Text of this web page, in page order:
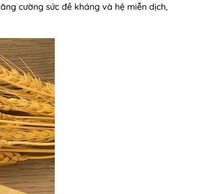
cường sức đề kháng và hệ miễn dịch,